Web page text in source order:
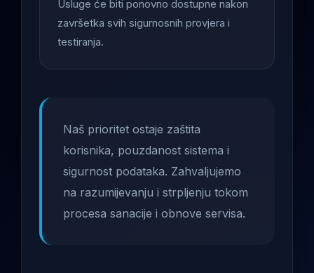
Usluge će biti ponovno dostupne nakon
završetka svih sigurnosnih provjera i
testiranja.
Naš prioritet ostaje zaštita
korisnika, pouzdanost sistema i
sigurnost podataka. Zahvaljujemo
na razumijevanju i strpljenju tokom
procesa sanacije i obnove servisa.